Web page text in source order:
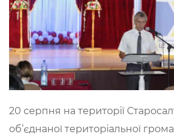
20 серпня на території
об’єднаної територіальної